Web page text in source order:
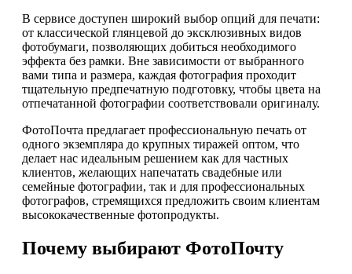
В сервисе доступен широкий выбор опций для печати:
от классической глянцевой до эксклюзивных видов
фотобумаги, позволяющих добиться необходимого
эффекта без рамки. Вне зависимости от выбранного
вами типа и размера, каждая фотография проходит
тщательную предпечатную подготовку, чтобы цвета на
отпечатанной фотографии соответствовали оригиналу.
ФотоПочта предлагает профессиональную печать от
одного экземпляра до крупных тиражей оптом, что
делает нас идеальным решением как для частных
клиентов, желающих напечатать свадебные или
семейные фотографии, так и для профессиональных
фотографов, стремящихся предложить своим клиентам
высококачественные фотопродукты.
Почему выбирают ФотоПочту